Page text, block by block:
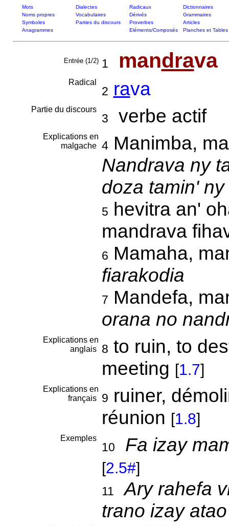
Mots Dialectes Radicaux
Dictionnaires
Noms propres
Vocabulaires Dérivés
Grammaires
Symboles
Parties du discours Proverbes
Articles
Anagrammes
Eléments/Composés Planches et Tables
Entrée (1/2) 1 mandrava
Radical
2 rava
Partie du discours
3 verbe actif
Explications en
malgache 4Manimba,
Nandrava ny
doza tamin'
5 hevitra an'
mandrava
6 Mamaha,
fiarakodia
7 Mandefa,
orana no
Explications en
anglais
8 to ruin, to
meeting [1.7]
Explications en
français
9 ruiner,
réunion [1.8]
Exemples
10 Fa izay
[2.5#]
11
Ary rahefa
trano izay